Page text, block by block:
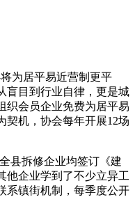
为居平易近营制更平
盲目到行业自律，更是城
织会员企业免费为居平易
契机，协会每年开展12场
县拆修企业均签订《建
他企业学到了不少立异工
系镇街机制，每季度公开